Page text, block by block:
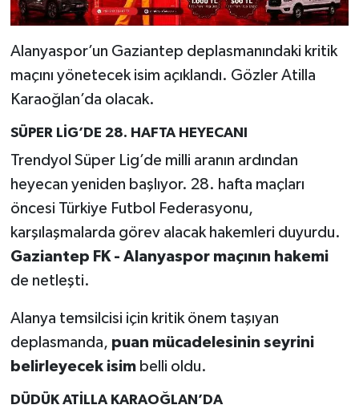
Alanyaspor’un Gaziantep deplasmanındaki kritik
maçını yönetecek isim açıklandı. Gözler Atilla
Karaoğlan’da olacak.
SÜPER LİG’DE 28. HAFTA HEYECANI
Trendyol Süper Lig’de milli aranın ardından
heyecan yeniden başlıyor. 28. hafta maçları
öncesi Türkiye Futbol Federasyonu,
karşılaşmalarda görev alacak hakemleri duyurdu.
Gaziantep FK - Alanyaspor maçının hakemi
de netleşti.
Alanya temsilcisi için kritik önem taşıyan
deplasmanda, puan mücadelesinin seyrini
belirleyecek isimbelli oldu.
DÜDÜK ATİLLA KARAOĞLAN’DA